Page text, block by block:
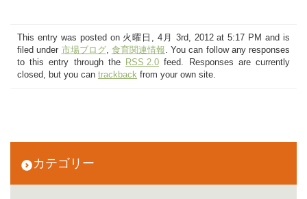
カテゴリー
This entry was posted on 火曜日, 4月 3rd, 2012 at 5:17 PM and is
filed under 市場ブログ, 食育関連情報. You can follow any responses
to this entry through the
RSS 2.0 feed. Responses are currently
closed, but you can trackback from your own site.